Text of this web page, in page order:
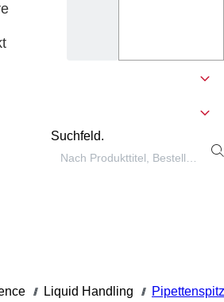
Suchfeld.
/// Liquid Handling ///